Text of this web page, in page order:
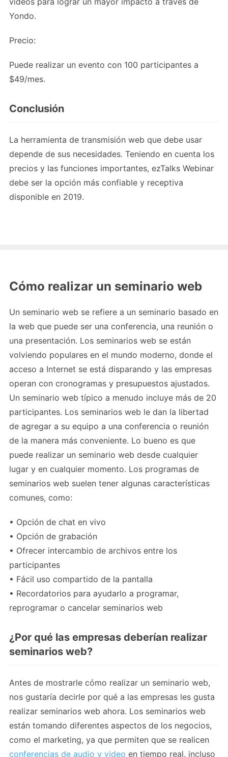
Yondo.
Precio:
Puede realizar un evento con 100 participantes a
$49/mes.
Conclusión
La herramienta de transmisión web que debe usar
depende de sus necesidades. Teniendo en cuenta los
precios y las funciones importantes, ezTalks Webinar
debe ser la opción más confiable y receptiva
disponible en 2019.
Cómo realizar un seminario web
Un seminario web se refiere a un seminario basado en
la web que puede ser una conferencia, una reunión o
una presentación. Los seminarios web se están
volviendo populares en el mundo moderno, donde el
acceso a Internet se está disparando y las empresas
operan con cronogramas y presupuestos ajustados.
Un seminario web típico a menudo incluye más de 20
participantes. Los seminarios web le dan la libertad
de agregar a su equipo a una conferencia o reunión
de la manera más conveniente. Lo bueno es que
puede realizar un seminario web desde cualquier
lugar y en cualquier momento. Los programas de
seminarios web suelen tener algunas características
comunes, como:
• Opción de chat en vivo
• Opción de grabación
• Ofrecer intercambio de archivos entre los
participantes
• Fácil uso compartido de la pantalla
• Recordatorios para ayudarlo a programar,
reprogramar o cancelar seminarios web
¿Por qué las empresas deberían realizar
seminarios web?
Antes de mostrarle cómo realizar un seminario web,
nos gustaría decirle por qué a las empresas les gusta
realizar seminarios web ahora. Los seminarios web
están tomando diferentes aspectos de los negocios,
como el marketing, ya que permiten que se realicen
conferencias de audio y video en tiempo real, incluso